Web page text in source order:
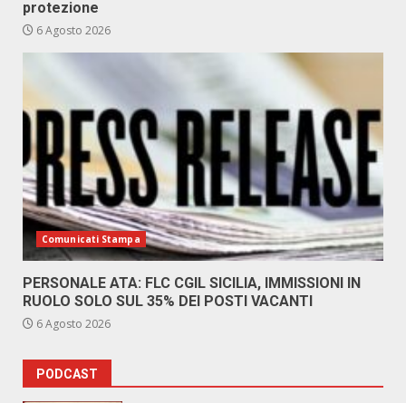
protezione
6 Agosto 2026
Comunicati Stampa
PERSONALE ATA: FLC CGIL SICILIA, IMMISSIONI IN
RUOLO SOLO SUL 35% DEI POSTI VACANTI
6 Agosto 2026
PODCAST